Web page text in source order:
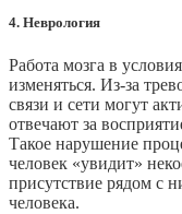
4. Неврология
Работа мозга в
изменяться. Из-за
связи и сети могут
отвечают за
Такое нарушение
человек «увидит»
присутствие рядом с
человека.